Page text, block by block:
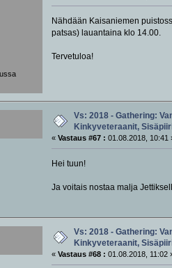
Nähdään Kaisaniemen
patsas) lauantaina klo 14.00.
Tervetuloa!
Vs: 2018 - Gathering:
Kinkyveteraanit,
« Vastaus #67 : 01.08.2018, 10:41
Hei tuun!
Ja voitais nostaa malja
Vs: 2018 - Gathering:
Kinkyveteraanit,
« Vastaus #68 : 01.08.2018, 11:02